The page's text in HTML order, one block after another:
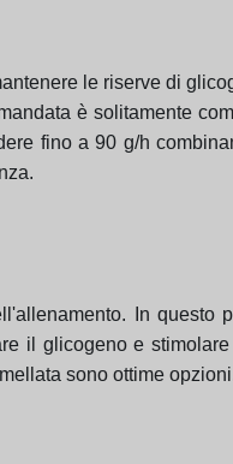
le riserve di
è solitamente
fino a 90 g/h
In questo
il glicogeno e
sono ottime